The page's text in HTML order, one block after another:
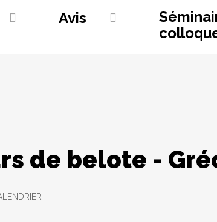
Avis
de belote -